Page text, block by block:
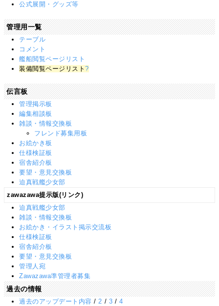
公式展開・グッズ等
管理用一覧
テーブル
コメント
艦船閲覧ページリスト
装備閲覧ページリスト?
伝言板
管理掲示板
編集相談板
雑談・情報交換板
フレンド募集用板
お絵かき板
仕様検証板
宿舎紹介板
要望・意見交換板
迫真戦艦少女部
zawazawa提示版(リンク)
迫真戦艦少女部
雑談・情報交換板
お絵かき・イラスト掲示交流板
仕様検証板
宿舎紹介板
要望・意見交換板
管理人宛
Zawazawa準管理者募集
過去の情報
過去のアップデート内容 /2 / 3 / 4